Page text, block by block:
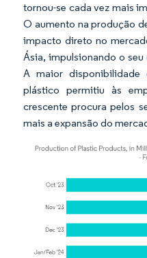
tornou-se cada vez mais
O aumento na produção
impacto direto no
Ásia, impulsionando o
A maior disponibilidade
plástico permitiu às
crescente procura pelos
mais a expansão do